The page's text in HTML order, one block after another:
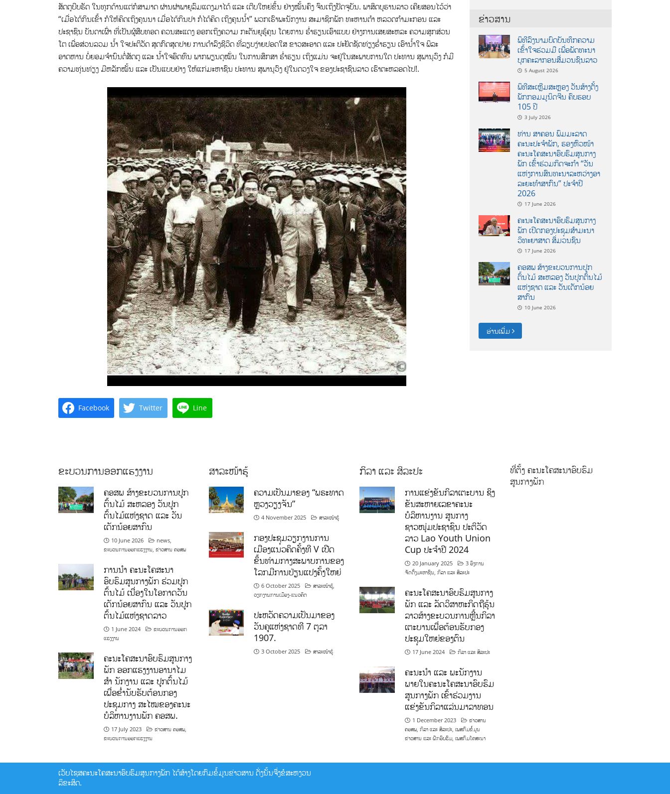
ສັດຕູບີບຮັດ ໃນທຸກດ້ານແຕ່ກໍສາມາດ ຜ່ານຜ່າພາຍຸລົມແດງມາໄດ້ ແລະ ເຕີບໃຫຍ່ຂຶ້ນ ຢ່າງໝັ້ນຄົງ ຈົນເຖິງປັດຈຸບັນ. ພາສິດບູຮານລາວ ເຄີຍສອນໄວ້ວ່າ
“ເມື່ອໄດ້ກິນເຂົ້າ ກໍໃຫ້ຄິດເຖິງຄຸນນາ ເມື່ອໄດ້ກິນປາ ກໍໄດ້ຄິດ ເຖິງຄຸນນ້ຳ” ພວກເຮົາພະນັກງານ ສະມາຊິກພັກ ທະຫານຕຳ ຫລວດກຳມະກອນ ແລະ
ປະຊາຊົນ ບັນດາເຜົ່າ ທີ່ເປັນຜູ້ສືບທອດ ຄວນສະແດງ ອອກເຖິງຄວາມ ກະຕັນຍູຮູ້ຄຸນ ໂດຍການ ຮ່ຳຮຽນເອົາແບບ ຢ່າງການເສຍສະຫລະ ຄວາມສຸກສ່ວນ
ໂຕ ເພື່ອສ່ວນລວມ ນ້ຳ ໃຈປະຕິວັດ ສຸດກົດສຸດປາຍ ການດຳລົງຊີວິດ ທີ່ລຽບງ່າຍປອດໃສ ຂາວສະອາດ ແລະ ປະຢັດຊັດທ່ຽງຮ່ຳຮຽນ ເອົານ້ຳໃຈ ພິລະ
ອາດຫານ ບໍ່ຍອມຈຳນົນຕໍ່ສັດຕູ ແລະ ນ້ຳໃຈອົດທົນ ພາກພຽນດຸໝັ່ນ ໃນການສຶກສາ ຮ່ຳຮຽນ ເຖິງແມ່ນ ຈະຢູ່ໃນສະພາບການໃດ ປະທານ ສຸພານຸວົງ ກໍມີ
ຄວາມທຸ່ນທ່ຽງ ມີຫລັກໝັ້ນ ແລະ ເປັນແບບຢ່າງ ໃຫ້ແກ່ມະຫາຊົນ ປະທານ ສຸພານຸວົງ ຢູ່ໃນດວງໃຈ ຂອງປະຊາຊົນລາວ ເຮົາຕະຫລອດໄປ!.
Facebook Twitter Line
ຂ່າວສານ
ພິທີລົງນາມບົດບັນທຶກຄວາມ
ເຂົ້າໃຈຮ່ວມມື ເພື່ອພັດທະນາ
ບຸກຄະລາກອນສື່ມວນຊົນລາວ
5 August 2026
ພິທີສະເຫຼີມສະຫຼອງ ວັນສ້າງຕັ້ງ
ພັກກອມມູນິດຈີນ ຄົບຮອບ
105 ປີ
3 July 2026
ທ່ານ ສາຄອນ ພົມມະລາດ
ຄະນະປະຈໍາພັກ, ຮອງຫົວໜ້າ
ຄະນະໂຄສະນາອົບຮົມສູນກາງ
ພັກ ເຂົ້າຮ່ວມກິດຈະກຳ “ວັນ
ແຫ່ງການສົນທະນາລະຫວ່າງອາ
ລະຍະທຳສາກົນ” ປະຈຳປີ
2026
17 June 2026
ຄະນະໂຄສະນາອົບຮົມສູນກາງ
ພັກ ເປີດກອງປະຊຸມສຳມະນາ
ວິທະຍາສາດ ສຶ່ມວນຊົນ
17 June 2026
ຄອສພ ສ້າງຂະບວນການປູກ
ຕົ້ນໄມ້ ສະຫລອງ ວັນປູກຕົ້ນໄມ້
ແຫ່ງຊາດ ແລະ ວັນເດັກນ້ອຍ
ສາກົນ
10 June 2026
ອ່ານເພີ່ມ
ຂະບວນການອອກແຮງງານ
ຄອສພ ສ້າງຂະບວນການປູກ
ຕົ້ນໄມ້ ສະຫລອງ ວັນປູກ
ຕົ້ນໄມ້ແຫ່ງຊາດ ແລະ ວັນ
ເດັກນ້ອຍສາກົນ
10 June 2026 news,
ຂະບວນການອອກແຮງງານ, ຂ່າວສານ ຄອສພ
ການນໍາ ຄະນະໂຄສະນາ
ອົບຮົມສູນກາງພັກ ຮ່ວມປູກ
ຕົ້ນໄມ້ ເນື່ອງໃນໂອກາດວັນ
ເດັກນ້ອຍສາກົນ ແລະ ວັນປູກ
ຕົ້ນໄມ້ແຫ່ງຊາດລາວ
1 June 2024
ຂະບວນການອອກ
ແຮງງານ
ຄະນະໂຄສະນາອົບຮົມສູນກາງ
ພັກ ອອກແຮງງານອານາໄມ
ສໍາ ນັກງານ ແລະ ປູກຕົ້ນໄມ້
ເພື່ອຂໍ່ານັບຮັບຕ້ອນກອງ
ປະຊຸມກາງ ສະໄໝຂອງຄະນະ
ບໍລິຫານງານພັກ ຄອສພ.
17 July 2023 ຂ່າວສານ ຄອສພ,
ຂະບວນການອອກແຮງງານ
ສາລະໜ້າຮູ້
ຄວາມເປັນມາຂອງ “ພຣະທາດ
ຫຼວງວຽງຈັນ”
4 November 2025 ສາລະໜ້າຮູ້
ກອງປະຊຸມວຽກງານການ
ເມືອງແນວຄິດຄັ້ງທີ V ເປີດ
ຂຶ້ນທ່າມກາງສະພາບການຂອງ
ໂລກມີການປ່ຽນແປງຄັ້ງໃຫຍ່
6 October 2025 ສາລະໜ້າຮູ້,
ວຽກງານການເມືອງ-ແນວຄິດ
ປະຫວັດຄວາມເປັນມາຂອງ
ວັນຄູແຫ່ງຊາດທີ 7 ຕຸລາ
1907.
3 October 2025 ສາລະໜ້າຮູ້
ກິລາ ແລະ ສິລະປະ
ການແຂ່ງຂັນກິລາເຕະບານ ຊິງ
ຂັນສະຫາຍເລຂາຄະນະ
ບໍລິຫານງານ ສູນກາງ
ຊາວໜຸ່ມປະຊາຊົນ ປະຕິວັດ
ລາວ Lao Youth Union
Cup ປະຈຳປີ 2024
20 January 2025
3 ອົງການ
ຈັດຕັ້ງມະຫາຊົນ, ກິລາ ແລະ ສິລະປະ
ຄະນະໂຄສະນາອົບຮົມສູນກາງ
ພັກ ແລະ ລັດວິສາຫະກິດຖືຮຸ້ນ
ລາວສ້າງຂະບວນການຫຼີ້ນກິລາ
ເຕະບານເພື່ອຕ້ອນຮັບກອງ
ປະຊຸມໃຫຍ່ຂອງຕົນ
17 June 2024 ກິລາ ແລະ ສິລະປະ
ຄະນະນຳ ແລະ ພະນັກງານ
ພາຍໃນຄະນະໂຄສະນາອົບຮົມ
ສູນກາງພັກ ເຂົ້າຮ່ວມງານ
ແຂ່ງຂັນກິລາແລ່ນມາລາທອນ
1 December 2023
ຂ່າວສານ
ຄອສພ, ກິລາ ແລະ ສິລະປະ, ເພສກົມຂໍ້ມູນ
ຂ່າວສານ ແລະ ຝຶກອົບຮົມ, ເພສກົມໂຄສະນາ
ທີ່ຕັ້ງ ຄະນະໂຄສະນາອົບຮົມ
ສູນກາງພັກ
ເວັບໄຊສຄະນະໂຄສະນາອົບຮົມສູນກາງພັກ ໄດ້ສ້າງໂດຍກົມຂໍ້ມູນຂ່າວສານ ດັ່ງນັ້ນຈື່ງຂໍສະຫງວນ
ລິຂະສິດ.